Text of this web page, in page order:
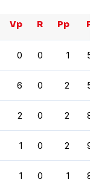
Vp R Pp P
0 0 1 5
6 0 2 5
2 0 2 8
1 0 2 9
1 0 1 8